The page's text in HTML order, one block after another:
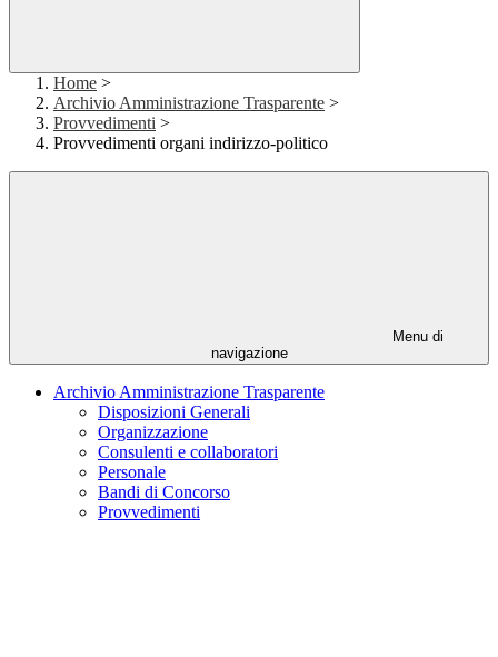
Home >
Archivio Amministrazione Trasparente >
Provvedimenti >
Provvedimenti organi indirizzo-politico
Menu di
navigazione
Archivio Amministrazione Trasparente
Disposizioni Generali
Organizzazione
Consulenti e collaboratori
Personale
Bandi di Concorso
Provvedimenti